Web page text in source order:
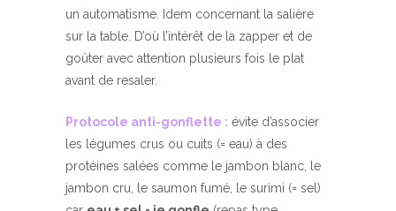
un automatisme. Idem concernant la salière
sur la table. D’où l’intérêt de la zapper et de
goûter avec attention plusieurs fois le plat
avant de resaler.
Protocole anti-gonflette : évite d’associer
les légumes crus ou cuits (= eau) à des
protéines salées comme le jambon blanc, le
jambon cru, le saumon fumé, le surimi (= sel)